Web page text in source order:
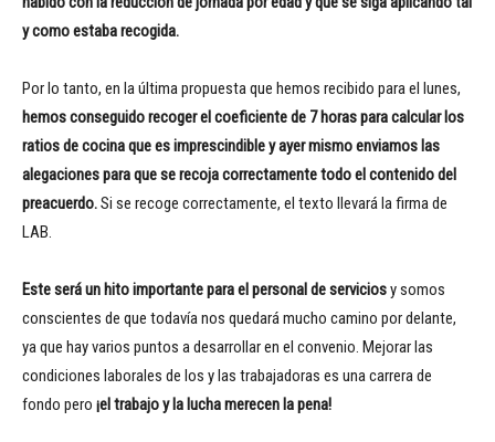
y como estaba recogida.
Por lo tanto, en la última propuesta que hemos recibido para el lunes,
hemos conseguido recoger el coeficiente de 7 horas para calcular los
ratios de cocina que es imprescindible y ayer mismo enviamos las
alegaciones para que se recoja correctamente todo el contenido del
preacuerdo.Si se recoge correctamente, el texto llevará la firma de
LAB.
Este será un hito importante para el personal de serviciosy somos
conscientes de que todavía nos quedará mucho camino por delante,
ya que hay varios puntos a desarrollar en el convenio. Mejorar las
condiciones laborales de los y las trabajadoras es una carrera de
fondo pero ¡el trabajo y la lucha merecen la pena!